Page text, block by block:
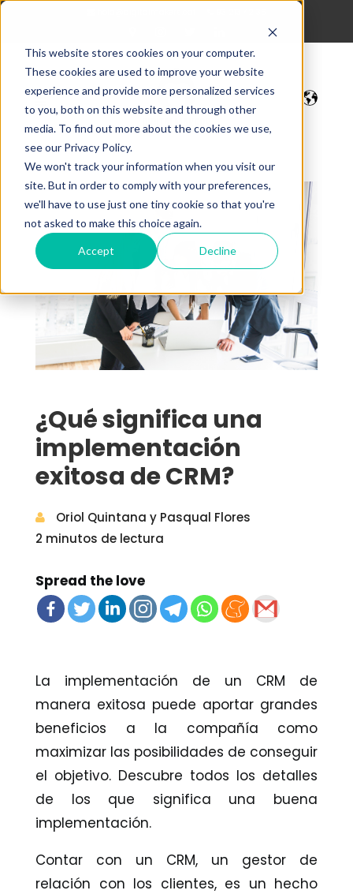
This website stores cookies on your computer.
These cookies are used to improve your website
experience and provide more personalized services
to you, both on this website and through other
media. To find out more about the cookies we use,
see our Privacy Policy.
We won't track your information when you visit our
site. But in order to comply with your preferences,
we'll have to use just one tiny cookie so that you're
not asked to make this choice again.
Accept Decline
¿Qué significa una
implementación
exitosa de CRM?
Oriol Quintana y Pasqual Flores
2 minutos de lectura
Spread the love
La implementación de un CRM de
manera exitosa puede aportar grandes
beneficios a la compañía como
maximizar las posibilidades de conseguir
el objetivo. Descubre todos los detalles
de los que significa una buena
implementación.
Contar con un CRM, un gestor de
relación con los clientes, es un hecho